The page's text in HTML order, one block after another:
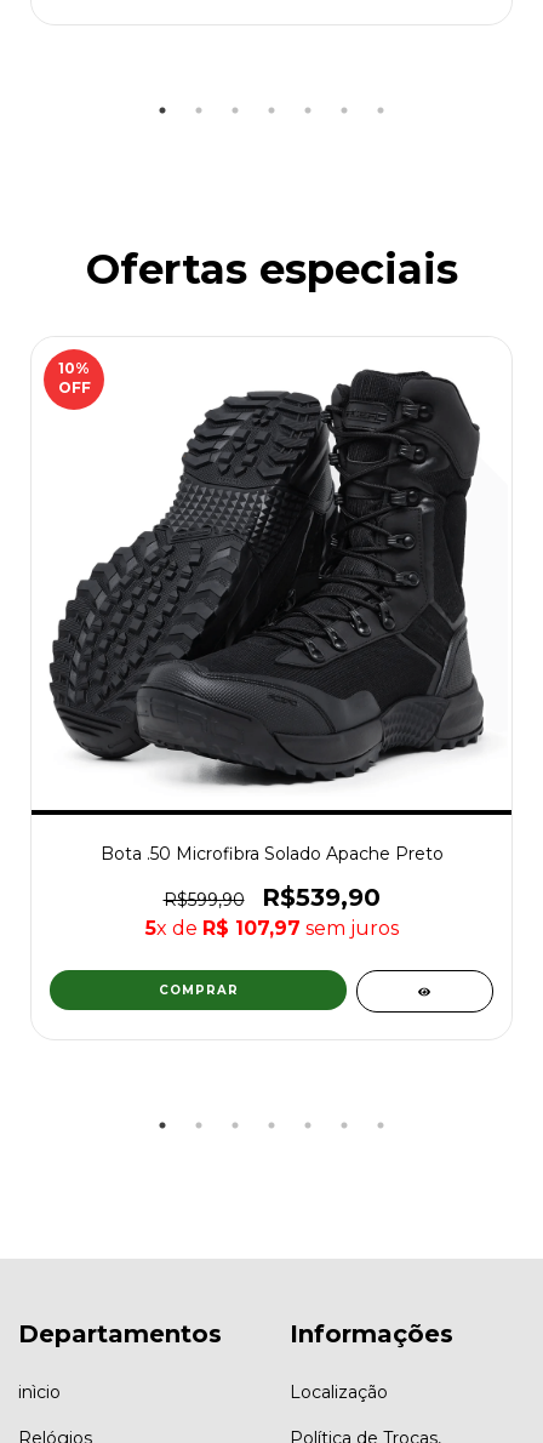
Ofertas especiais
10%
OFF
Bota .50 Microfibra Solado Apache Preto
R$599,90 R$539,90
5x de R$ 107,97 sem juros
COMPRAR
Departamentos
inìcio
Relógios
Informações
Localização
Política de Trocas,